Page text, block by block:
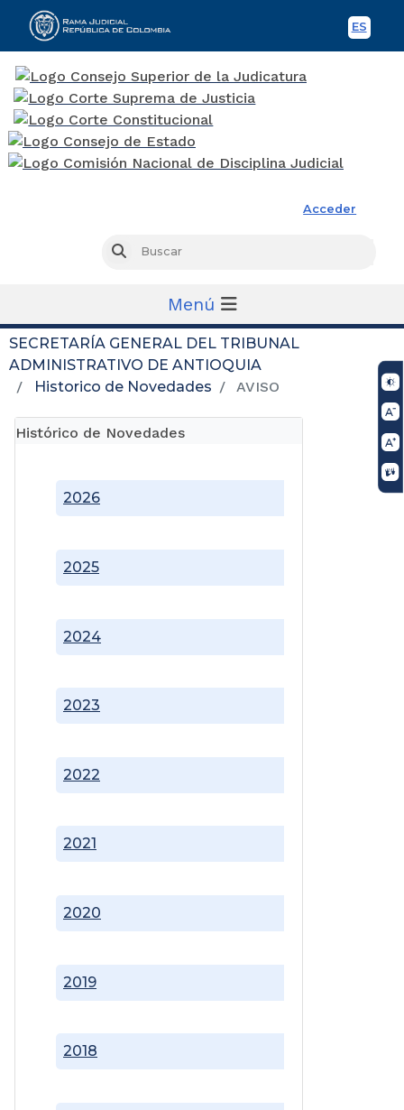
ES
Acceder
Buscar
Menú
SECRETARÍA GENERAL DEL TRIBUNAL
ADMINISTRATIVO DE ANTIOQUIA
Historico de Novedades
AVISO
Histórico de Novedades
2018
2019
2020
2021
2022
2023
2024
2025
2026